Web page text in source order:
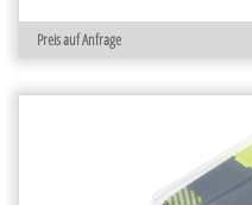
Preis auf Anfrage